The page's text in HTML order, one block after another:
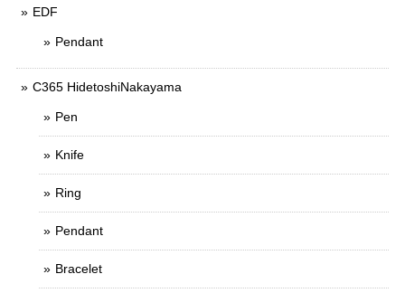
EDF
Pendant
C365 HidetoshiNakayama
Pen
Knife
Ring
Pendant
Bracelet